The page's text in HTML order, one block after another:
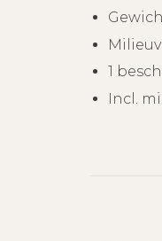
1
Incl.